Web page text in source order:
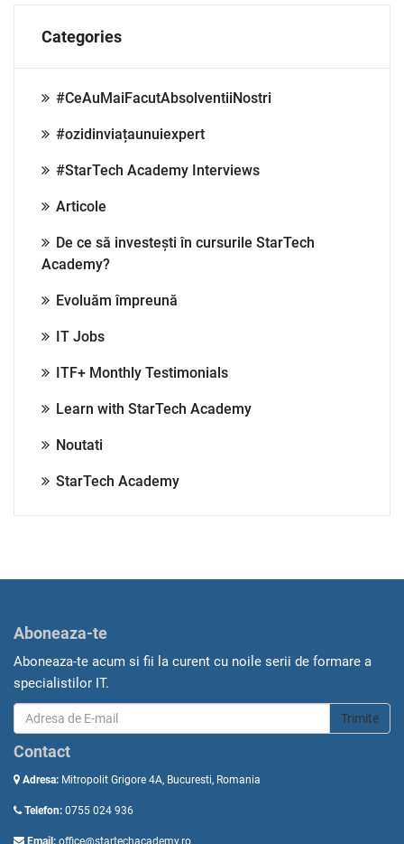
Categories
#CeAuMaiFacutAbsolventiiNostri
#ozidinviațaunuiexpert
#StarTech Academy Interviews
Articole
De ce să investești în cursurile StarTech
Academy?
Evoluăm împreună
IT Jobs
ITF+ Monthly Testimonials
Learn with StarTech Academy
Noutati
StarTech Academy
Aboneaza-te
Aboneaza-te acum si fii la curent cu noile serii de formare a
specialistilor IT.
Trimite
Contact
Adresa: Mitropolit Grigore 4A, Bucuresti, Romania
Telefon: 0755 024 936
Email: office@startechacademy.ro